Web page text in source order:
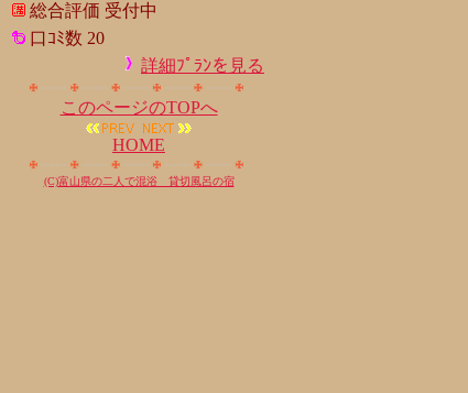
総合評価 受付中
口ｺﾐ数 20
詳細ﾌﾟﾗﾝを見る
このページのTOPへ
HOME
(C)富山県の二人で混浴 貸切風呂の宿